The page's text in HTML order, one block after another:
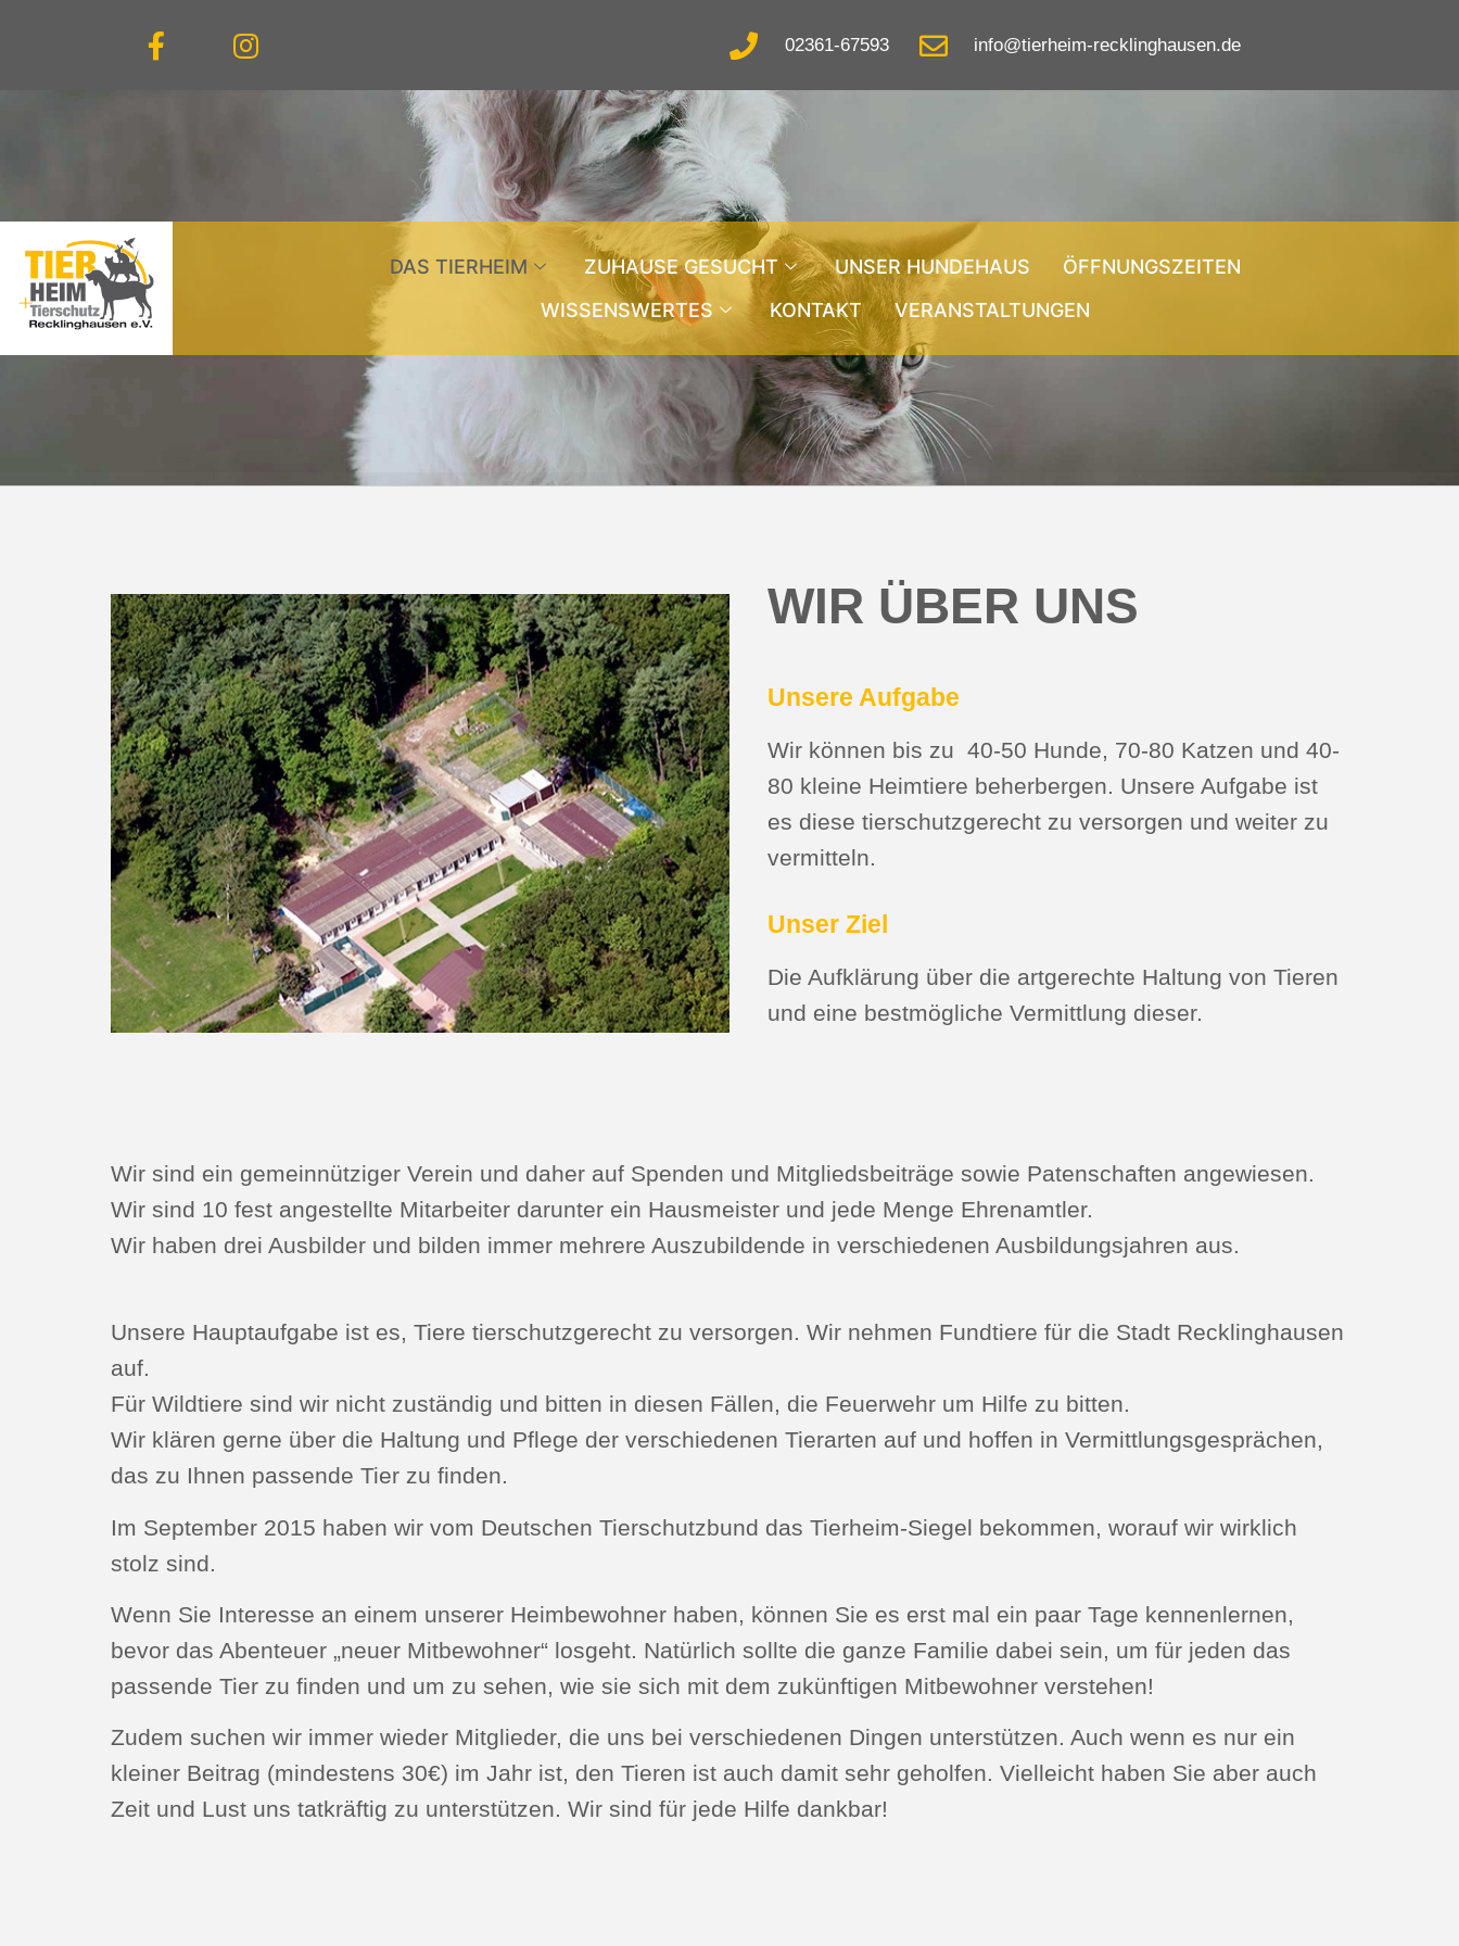
02361-67593 info@tierheim-recklinghausen.de
DAS TIERHEIM ZUHAUSE GESUCHT UNSER HUNDEHAUS
ÖFFNUNGSZEITEN
WISSENSWERTES
KONTAKT VERANSTALTUNGEN
WIR ÜBER UNS
Unsere Aufgabe
Wir können bis zu 40-50 Hunde, 70-80 Katzen und 40-
80 kleine Heimtiere beherbergen. Unsere Aufgabe ist
es diese tierschutzgerecht zu versorgen und weiter zu
vermitteln.
Unser Ziel
Die Aufklärung über die artgerechte Haltung von Tieren
und eine bestmögliche Vermittlung dieser.
Wir sind ein gemeinnütziger Verein und daher auf Spenden und Mitgliedsbeiträge sowie Patenschaften angewiesen.
Wir sind 10 fest angestellte Mitarbeiter darunter ein Hausmeister und jede Menge Ehrenamtler.
Wir haben drei Ausbilder und bilden immer mehrere Auszubildende in verschiedenen Ausbildungsjahren aus.
Unsere Hauptaufgabe ist es, Tiere tierschutzgerecht zu versorgen. Wir nehmen Fundtiere für die Stadt Recklinghausen
auf.
Für Wildtiere sind wir nicht zuständig und bitten in diesen Fällen, die Feuerwehr um Hilfe zu bitten.
Wir klären gerne über die Haltung und Pflege der verschiedenen Tierarten auf und hoffen in Vermittlungsgesprächen,
das zu Ihnen passende Tier zu finden.
Im September 2015 haben wir vom Deutschen Tierschutzbund das Tierheim-Siegel bekommen, worauf wir wirklich
stolz sind.
Wenn Sie Interesse an einem unserer Heimbewohner haben, können Sie es erst mal ein paar Tage kennenlernen,
bevor das Abenteuer „neuer Mitbewohner“ losgeht. Natürlich sollte die ganze Familie dabei sein, um für jeden das
passende Tier zu finden und um zu sehen, wie sie sich mit dem zukünftigen Mitbewohner verstehen!
Zudem suchen wir immer wieder Mitglieder, die uns bei verschiedenen Dingen unterstützen. Auch wenn es nur ein
kleiner Beitrag (mindestens 30€) im Jahr ist, den Tieren ist auch damit sehr geholfen. Vielleicht haben Sie aber auch
Zeit und Lust uns tatkräftig zu unterstützen. Wir sind für jede Hilfe dankbar!